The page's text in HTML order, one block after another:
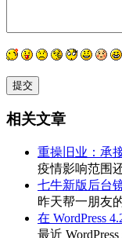
相关文章
重操旧业：承
疫情影响范围
七牛新版后台
昨天帮一朋友
在 WordPress
最近